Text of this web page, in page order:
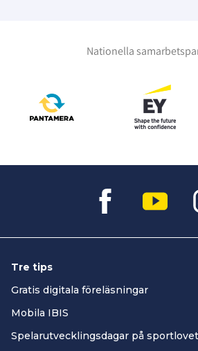
Nationella
Tre tips
Gratis digitala föreläsningar
Mobila IBIS
Spelarutvecklingsdagar på sportlovet